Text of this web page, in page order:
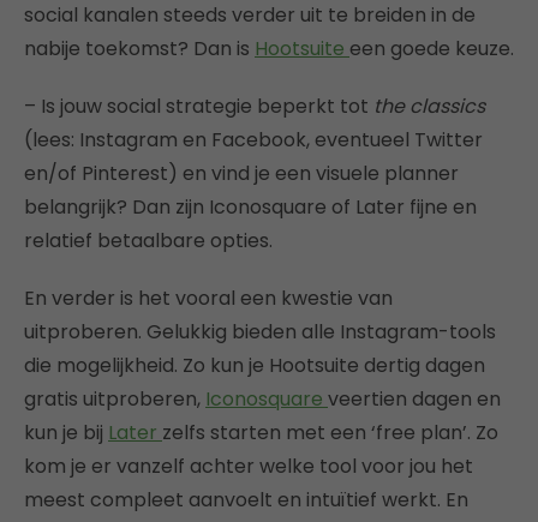
social kanalen steeds verder uit te breiden in de
nabije toekomst? Dan is Hootsuite een goede keuze.
– Is jouw social strategie beperkt tot the classics
(lees: Instagram en Facebook, eventueel Twitter
en/of Pinterest) en vind je een visuele planner
belangrijk? Dan zijn Iconosquare of Later fijne en
relatief betaalbare opties.
En verder is het vooral een kwestie van
uitproberen. Gelukkig bieden alle Instagram-tools
die mogelijkheid. Zo kun je Hootsuite dertig dagen
gratis uitproberen, Iconosquare veertien dagen en
kun je bij Later zelfs starten met een ‘free plan’. Zo
kom je er vanzelf achter welke tool voor jou het
meest compleet aanvoelt en intuïtief werkt. En